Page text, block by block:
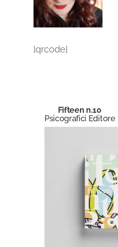
[qrcode]
Fifteen n.10
Psicografici Editore